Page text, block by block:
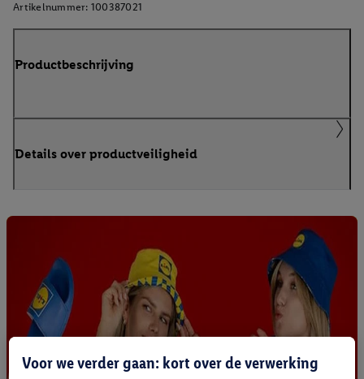
Artikelnummer: 100387021
Productbeschrijving
Details over productveiligheid
Voor we verder gaan: kort over de verwerking